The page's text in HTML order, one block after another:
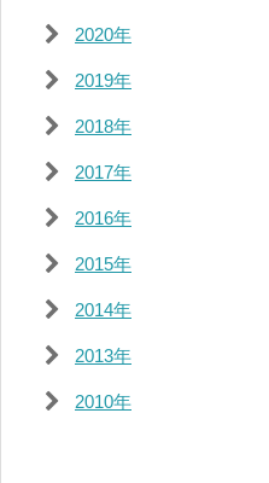
2020年
2019年
2018年
2017年
2016年
2015年
2014年
2013年
2010年